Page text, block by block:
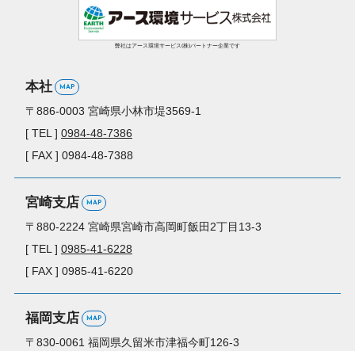
弊社はアース環境サービス(株)パートナー企業です
本社 MAP
〒886-0003 宮崎県小林市堤3569-1
[ TEL ] 0984-48-7386
[ FAX ] 0984-48-7388
宮崎支店 MAP
〒880-2224 宮崎県宮崎市高岡町飯田2丁目13-3
[ TEL ] 0985-41-6228
[ FAX ] 0985-41-6220
福岡支店 MAP
〒830-0061 福岡県久留米市津福今町126-3